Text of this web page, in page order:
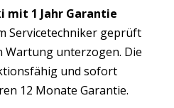
mit 1 Jahr Garantie
Servicetechniker geprüft
Wartung unterzogen. Die
und sofort
12 Monate Garantie.